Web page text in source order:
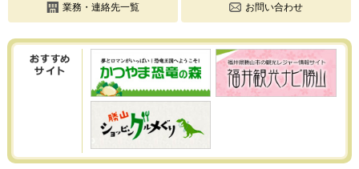
業務・連絡先一覧 お問い合わせ